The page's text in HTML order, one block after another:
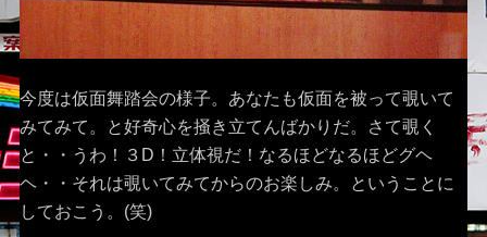
今度は仮面舞踏会の様子。あなたも仮面を被って覗いて
みてみて。と好奇心を掻き立てんばかりだ。さて覗く
と・・うわ！３D！立体視だ！なるほどなるほどグヘ
ヘ・・それは覗いてみてからのお楽しみ。ということに
しておこう。(笑)